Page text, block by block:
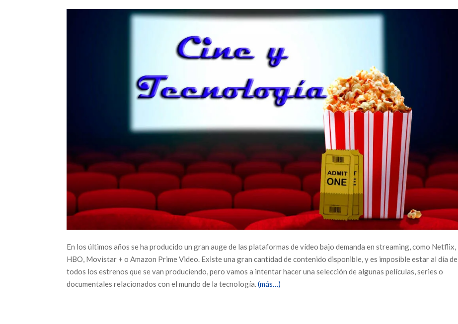
En los últimos años se ha producido un gran auge de las plataformas de vídeo bajo demanda en streaming, como Netflix,
HBO, Movistar + o Amazon Prime Video. Existe una gran cantidad de contenido disponible, y es imposible estar al día de
todos los estrenos que se van produciendo, pero vamos a intentar hacer una selección de algunas películas, series o
documentales relacionados con el mundo de la tecnología.(más…)